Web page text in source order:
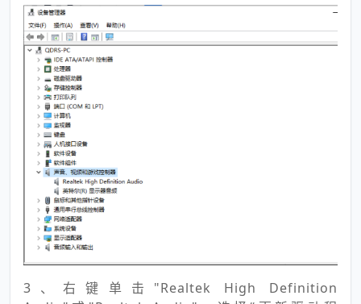
3、右键单击"Realtek High Definition